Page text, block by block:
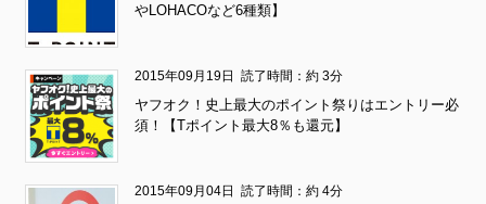
やLOHACOなど6種類】
2015年09月19日 読了時間：約 3分
ヤフオク！史上最大のポイント祭りはエントリー必
須！【Tポイント最大8％も還元】
2015年09月04日 読了時間：約 4分